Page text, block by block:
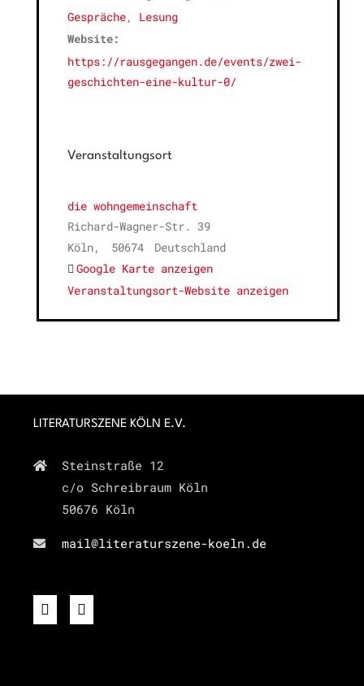
Gespräche, Lesung
Website:
https://rausgegangen.de/events/zwei-
geschichten-eine-kultur-0/
Veranstaltungsort
die wohngemeinschaft
Richard-Wagner-Str. 39
Köln, 50674
Deutschland
Google Karte anzeigen
Veranstaltungsort-Website anzeigen
LITERATURSZENE KÖLN E.V.
Steinstraße 12
c/o Schreibraum Köln
50676 Köln
mail@literaturszene-koeln.de